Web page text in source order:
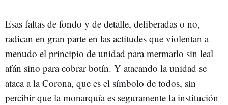
Esas faltas de fondo y de detalle, deliberadas o no,
radican en gran parte en las actitudes que violentan a
menudo el principio de unidad para mermarlo sin leal
afán sino para cobrar botín. Y atacando la unidad se
ataca a la Corona, que es el símbolo de todos, sin
percibir que la monarquía es seguramente la institución